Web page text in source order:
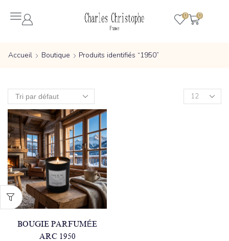
0 0
Accueil Boutique Produits identifiés “1950”
BOUGIE PARFUMÉE
ARC 1950